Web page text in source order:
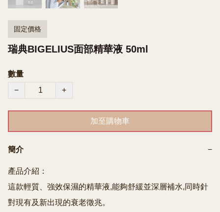
固定價格
瑞典BIGELIUS面部精華液 50ml
數量
−
+
加至購物車
簡介 −
產品介紹：
這款輕質、強效保濕的精華液,能夠舒緩並深層補水,同時針
對現有及新出現的衰老徵兆。